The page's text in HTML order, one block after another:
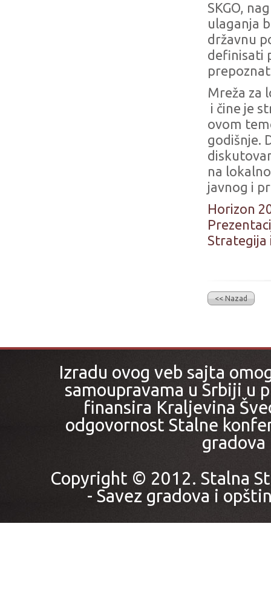
SKGO,
ulaganja
državnu
definisati
Mreža za
i čine je
ovom
godišnje.
na
javnog i
Horizon
Strategija
<< Nazad
Izradu ovog veb sajta
samoupravama u Srbiji u
finansira Kraljevina
odgovornost Stalne
gradova
Copyright © 2012. Stalna
- Savez gradova i